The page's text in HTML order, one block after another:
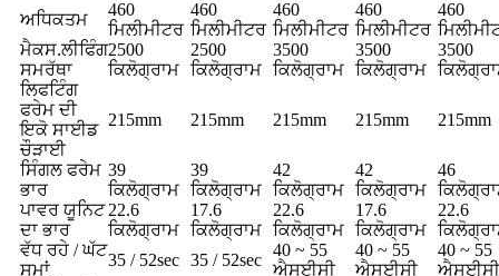
ਅਧਿਕਤਮ
460
ਮਿਲੀਮੀਟਰ
460
ਮਿਲੀਮੀਟਰ
460
ਮਿਲੀਮੀਟਰ
460
ਮਿਲੀਮੀਟਰ
460
ਮੈਕਸ.ਲੀਫਿੰਗ
ਸਮਰੱਥਾ
2500
ਕਿਲੋਗ੍ਰਾਮ
2500
ਕਿਲੋਗ੍ਰਾਮ
3500
ਕਿਲੋਗ੍ਰਾਮ
3500
ਕਿਲੋਗ੍ਰਾਮ
3500
ਲਿਫਟਿੰਗ
ਫਰੇਮ ਦੀ
ਇਕੋ ਸਾਈਡ
ਚੌੜਾਈ
215mm 215mm 215mm 215mm 215mm
ਸਿੰਗਲ ਫਰੇਮ
ਭਾਰ
39
ਕਿਲੋਗ੍ਰਾਮ
39
ਕਿਲੋਗ੍ਰਾਮ
42
ਕਿਲੋਗ੍ਰਾਮ
42
ਕਿਲੋਗ੍ਰਾਮ
46
ਪਾਵਰ ਯੂਨਿਟ
ਦਾ ਭਾਰ
22.6
ਕਿਲੋਗ੍ਰਾਮ
17.6
ਕਿਲੋਗ੍ਰਾਮ
22.6
ਕਿਲੋਗ੍ਰਾਮ
17.6
ਕਿਲੋਗ੍ਰਾਮ
22.6
ਵੱਧ ਰਹੇ / ਘੱਟ
ਸਮਾਂ
35 / 52sec 35 / 52sec
40 ~ 55
ਐਸਈਸੀ
40 ~ 55
ਐਸਈਸੀ
40 ~ 55
ਐਸਈਸੀ